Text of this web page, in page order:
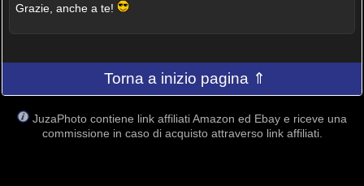
Grazie, anche a te!
Torna a inizio pagina ⇑
JuzaPhoto contiene link affiliati Amazon ed Ebay e riceve una
commissione in caso di acquisto attraverso link affiliati.